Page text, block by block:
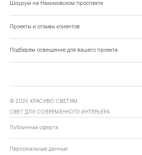
Шоурум на Нахимовском проспекте
Проекты и отзывы клиентов
Подберём освещение для вашего проекта
©2026 КРАСИВО СВЕТИМ
СВЕТ ДЛЯ СОВРЕМЕННОГО ИНТЕРЬЕРА
Публичная оферта
Персональные данные